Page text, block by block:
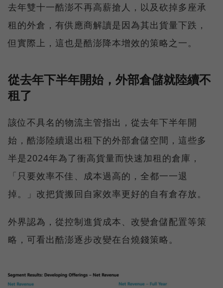
去年雙十一酷澎不再高薪搶人，以及砍掉多座承
租的外倉，有供應商解讀是因為其出貨量下跌，
但實際上，這也是酷澎降本增效的策略之一。
從去年下半年開始，外部倉儲就陸續不
租了
該位不具名的物流主管指出，從去年下半年開
始，酷澎陸續退出租下的外部倉儲空間，這些多
半是2024年為了衝高貨量而快速加租的倉庫，
「只要效率不佳、成本過高的，全都一一退
掉。」改把貨搬回自家效率更好的自有倉存放。
外界認為，從控制進貨成本、改變倉儲配置等策
略，可看出酷澎逐步改變在台燒錢策略。